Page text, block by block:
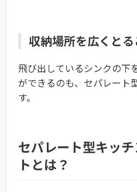
収納場所を広くと
飛び出しているシンクの下
ができるのも、セパレート
す。
セパレート型キッ
トとは？